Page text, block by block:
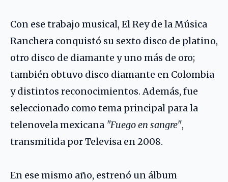
Con ese trabajo musical, El Rey de la Música
Ranchera conquistó su sexto disco de platino,
otro disco de diamante y uno más de oro;
también obtuvo disco diamante en Colombia
y distintos reconocimientos. Además, fue
seleccionado como tema principal para la
telenovela mexicana "Fuego en sangre",
transmitida por Televisa en 2008.
En ese mismo año, estrenó un álbum